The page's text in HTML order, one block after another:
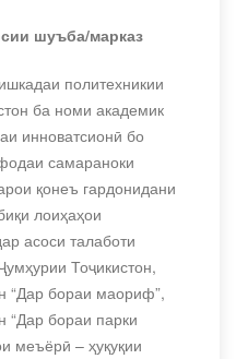
шуъба/марказ
политехникии
ба номи академик
инноватсионӣ бо
самараноки
қонеъ гардонидани
лоиҳаҳои
асоси талаботи
Тоҷикистон,
“Дар бораи маориф”,
“Дар бораи парки
меъёрӣ – ҳуқуқии